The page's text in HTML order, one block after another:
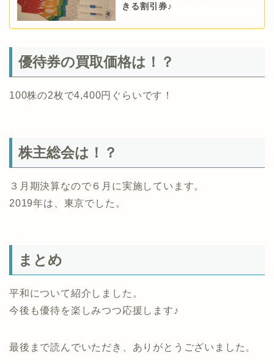
きる割引券♪
優待券の買取価格は！？
100株の2枚で4,400円ぐらいです！
株主総会は！？
３月期決算なので６月に実施しています。
2019年は、東京でした。
まとめ
平和について紹介しました。
今後も優待を楽しみつつ応援します♪
最後まで読んでいただき、ありがとうございました。